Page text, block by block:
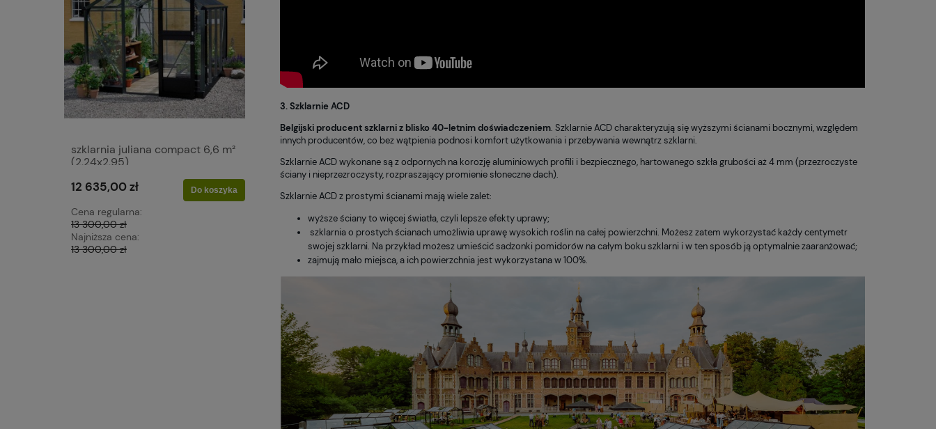
szklarnia juliana compact 6,6 m²
(2,24x2,95)
12 635,00 zł
Cena regularna:
13 300,00 zł
Najniższa cena:
13 300,00 zł
Do koszyka
3. Szklarnie ACD
Belgijski producent szklarni z blisko 40-letnim doświadczeniem. Szklarnie ACD charakteryzują się wyższymi ścianami bocznymi, względem
innych producentów, co bez wątpienia podnosi komfort użytkowania i przebywania wewnątrz szklarni.
Szklarnie ACD wykonane są z odpornych na korozję aluminiowych profili i bezpiecznego, hartowanego szkła grubości aż 4 mm (przezroczyste
ściany i nieprzezroczysty, rozpraszający promienie słoneczne dach).
Szklarnie ACD z prostymi ścianami mają wiele zalet:
wyższe ściany to więcej światła, czyli lepsze efekty uprawy;
szklarnia o prostych ścianach umożliwia uprawę wysokich roślin na całej powierzchni. Możesz zatem wykorzystać każdy centymetr
swojej szklarni. Na przykład możesz umieścić sadzonki pomidorów na całym boku szklarni i w ten sposób ją optymalnie zaaranżować;
zajmują mało miejsca, a ich powierzchnia jest wykorzystana w 100%.